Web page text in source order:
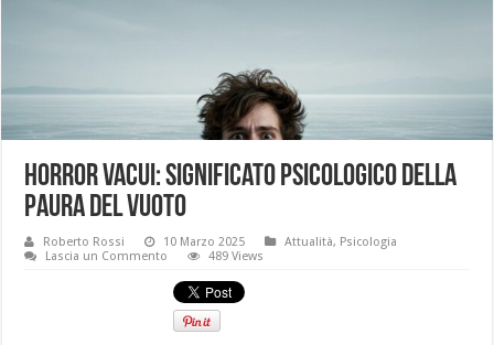
Horror vacui: significato psicologico della
paura del vuoto
Roberto Rossi 10 Marzo 2025 Attualità, Psicologia
Lascia un Commento
489 Views